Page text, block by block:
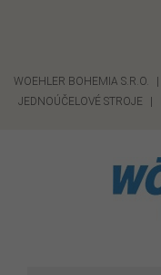
WOEHLER BOHEMIA S.R.O.
JEDNOÚČELOVÉ STROJE